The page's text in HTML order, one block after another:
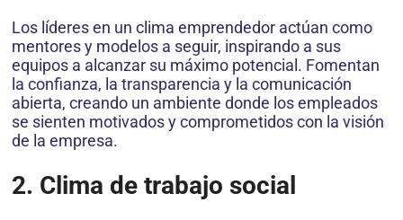
Los líderes en un clima emprendedor actúan como
mentores y modelos a seguir, inspirando a sus
equipos a alcanzar su máximo potencial. Fomentan
la confianza, la transparencia y la comunicación
abierta, creando un ambiente donde los empleados
se sienten motivados y comprometidos con la visión
de la empresa.
2. Clima de trabajo social